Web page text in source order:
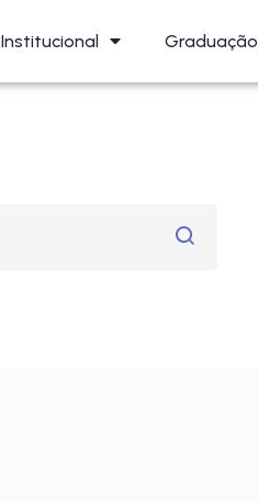
Institucional Graduação